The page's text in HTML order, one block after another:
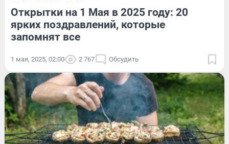
Открытки на 1 Мая в 2025 году: 20
ярких поздравлений, которые
запомнят все
1 мая, 2025, 02:00 2 767 Обсудить